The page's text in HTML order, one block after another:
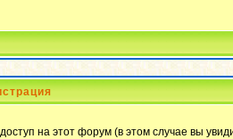
на этот форум (в этом случае вы